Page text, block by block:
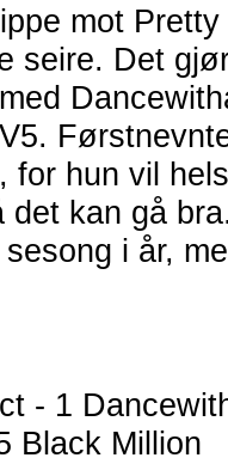
mot
seire. Det
for hun vil
det kan gå
i år,
- 1
Black Million